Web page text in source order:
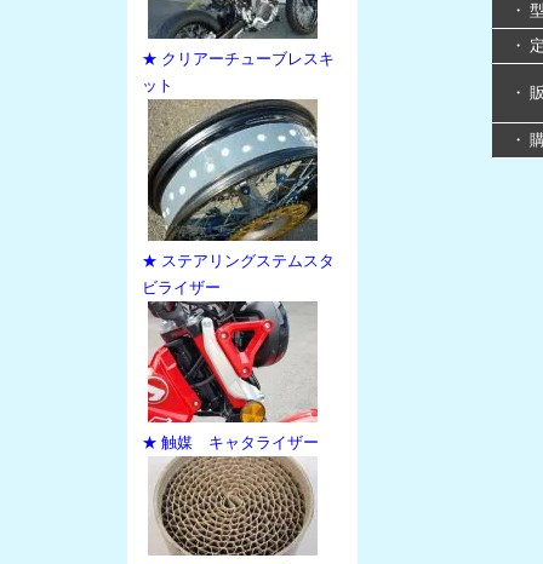
★ クリアーチューブレスキ
ット
★ ステアリングステムスタ
ビライザー
★ 触媒 キャタライザー
・
・
・
・